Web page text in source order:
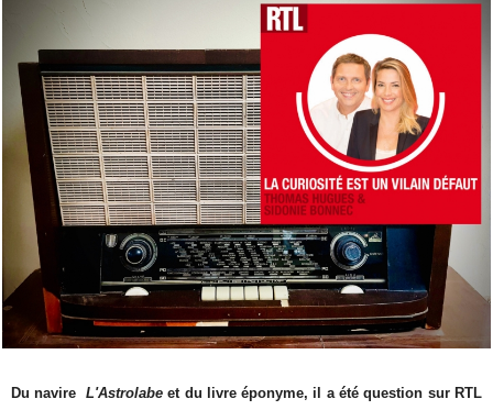
Du navire L'Astrolabe et du livre éponyme, il a été question sur RTL